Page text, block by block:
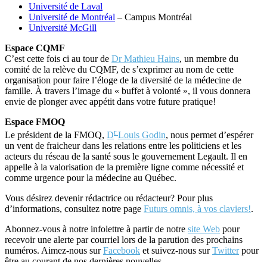
Université de Laval
Université de Montréal – Campus Montréal
Université McGill
Espace CQMF
C’est cette fois ci au tour de Dr Mathieu Hains, un membre du
comité de la relève du CQMF, de s’exprimer au nom de cette
organisation pour faire l’éloge de la diversité de la médecine de
famille. À travers l’image du « buffet à volonté », il vous donnera
envie de plonger avec appétit dans votre future pratique!
Espace FMOQ
Le président de la FMOQ, DrLouis Godin, nous permet d’espérer
un vent de fraicheur dans les relations entre les politiciens et les
acteurs du réseau de la santé sous le gouvernement Legault. Il en
appelle à la valorisation de la première ligne comme nécessité et
comme urgence pour la médecine au Québec.
Vous désirez devenir rédactrice ou rédacteur? Pour plus
d’informations, consultez notre page Futurs omnis, à vos claviers!.
Abonnez-vous à notre infolettre à partir de notre site Web pour
recevoir une alerte par courriel lors de la parution des prochains
numéros. Aimez-nous surFacebook et suivez-nous surTwitterpour